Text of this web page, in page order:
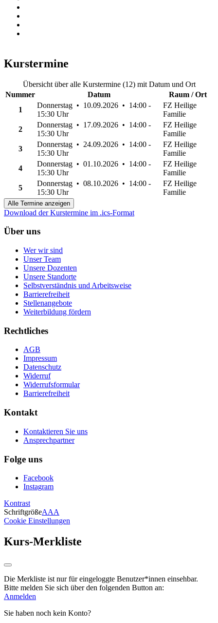
Kurstermine
Übersicht über alle Kurstermine (12) mit Datum und Ort
Nummer
Datum
Raum / Ort
1
Donnerstag • 10.09.2026 • 14:00 -
15:30 Uhr
FZ Heilige
Familie
2
Donnerstag • 17.09.2026 • 14:00 -
15:30 Uhr
FZ Heilige
Familie
3
Donnerstag • 24.09.2026 • 14:00 -
15:30 Uhr
FZ Heilige
Familie
4
Donnerstag • 01.10.2026 • 14:00 -
15:30 Uhr
FZ Heilige
Familie
5
Donnerstag • 08.10.2026 • 14:00 -
15:30 Uhr
FZ Heilige
Familie
Alle Termine anzeigen
Download der Kurstermine im .ics-Format
Über uns
Wer wir sind
Unser Team
Unsere Dozenten
Unsere Standorte
Selbstverständnis und Arbeitsweise
Barrierefreiheit
Stellenangebote
Weiterbildung fördern
Rechtliches
AGB
Impressum
Datenschutz
Widerruf
Widerrufsformular
Barrierefreiheit
Kontakt
Kontaktieren Sie uns
Ansprechpartner
Folge uns
Facebook
Instagram
Kontrast
SchriftgrößeAAA
Cookie Einstellungen
Kurs-Merkliste
Die Merkliste ist nur für eingeloggte Benutzer*innen einsehbar.
Bitte melden Sie sich über den folgenden Button an:
Anmelden
Sie haben noch kein Konto?